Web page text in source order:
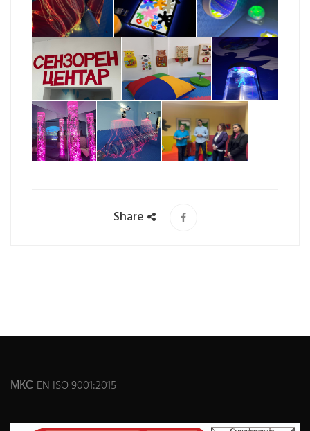
Share
МКС EN ISO 9001:2015